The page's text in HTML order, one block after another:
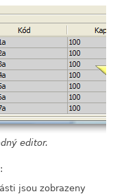
editor.
jsou zobrazeny